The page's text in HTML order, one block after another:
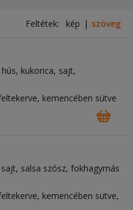
Feltétek: kép szöveg
kukorica sajt
kemencében sütve
sajt salsa szósz fokhagymás
kemencében sütve,